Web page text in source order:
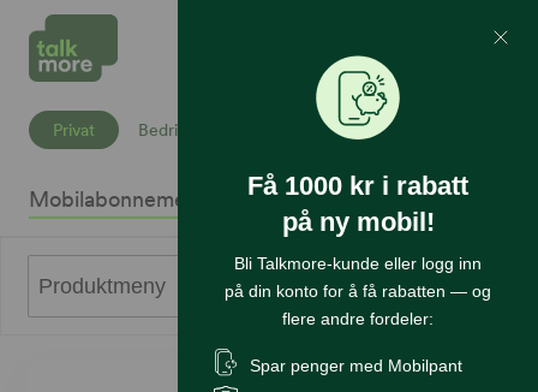
Mine Sider
Privat Bedrift
Mobilabonnement Mobiltelefoner InternettSikkerhet
Produktmeny
Få 1000 kr i rabatt
på ny mobil!
Bli Talkmore-kunde eller logg inn
på din konto for å få rabatten — og
flere andre fordeler:
Spar penger med Mobilpant